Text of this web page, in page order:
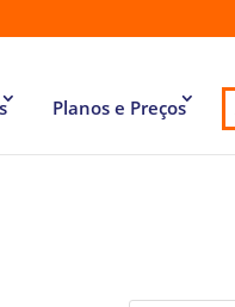
Planos e Preços